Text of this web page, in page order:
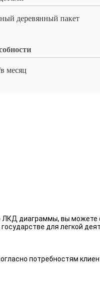
деревянный пакет
месяц
ЛКД диаграммы, вы можете
для легкой
потребностям